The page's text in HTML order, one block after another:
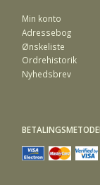
Min konto
Adressebog
Ønskeliste
Ordrehistorik
Nyhedsbrev